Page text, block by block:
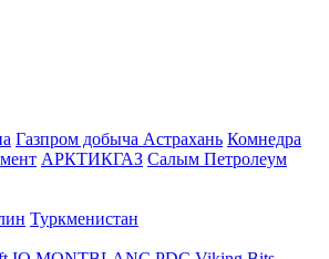
Газпром добыча Астрахань Комнедра
АРКТИКГАЗ Салым Петролеум
Туркменистан